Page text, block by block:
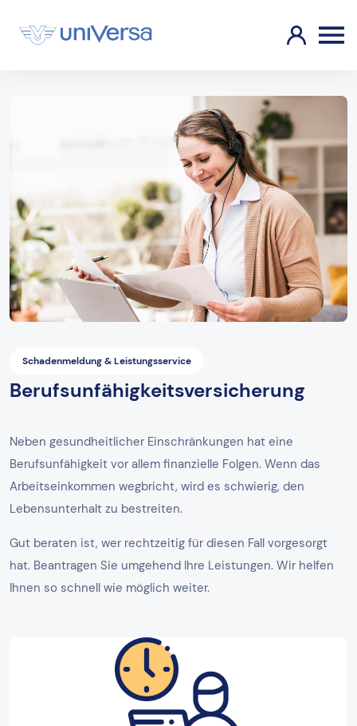
Schadenmeldung & Leistungsservice
Berufsunfähigkeitsversicherung
Neben gesundheitlicher Einschränkungen hat eine
Berufsunfähigkeit vor allem finanzielle Folgen. Wenn das
Arbeitseinkommen wegbricht, wird es schwierig, den
Lebensunterhalt zu bestreiten.
Gut beraten ist, wer rechtzeitig für diesen Fall vorgesorgt
hat. Beantragen Sie umgehend Ihre Leistungen. Wir helfen
Ihnen so schnell wie möglich weiter.